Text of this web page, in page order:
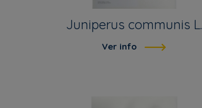
Juniperus communis L.
Ver info